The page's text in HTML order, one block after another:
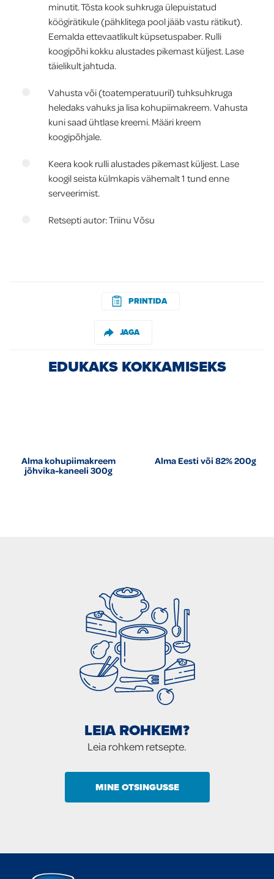
minutit. Tõsta kook suhkruga ülepuistatud
köögirätikule (pähklitega pool jääb vastu rätikut).
Eemalda ettevaatlikult küpsetuspaber. Rulli
koogipõhi kokku alustades pikemast küljest. Lase
täielikult jahtuda.
Vahusta või (toatemperatuuril) tuhksuhkruga
heledaks vahuks ja lisa kohupiimakreem. Vahusta
kuni saad ühtlase kreemi. Määri kreem
koogipõhjale.
Keera kook rulli alustades pikemast küljest. Lase
koogil seista külmkapis vähemalt 1 tund enne
serveerimist.
Retsepti autor: Triinu Võsu
PRINTIDA
JAGA
EDUKAKS KOKKAMISEKS
Alma kohupiimakreem
jõhvika-kaneeli 300g
Alma Eesti või 82% 200g
LEIA ROHKEM?
Leia rohkem retsepte.
MINE OTSINGUSSE